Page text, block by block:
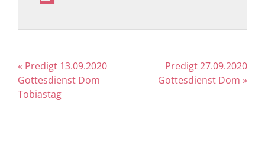
« Predigt 13.09.2020
Gottesdienst Dom
Tobiastag
Predigt 27.09.2020
Gottesdienst Dom »